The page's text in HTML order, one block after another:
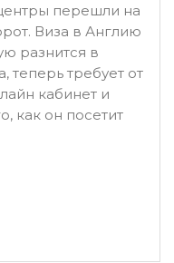
перешли на
Виза в Англию
разнится в
теперь требует от
кабинет и
как он посетит